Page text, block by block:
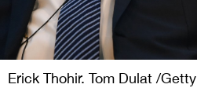
Erick Thohir. Tom Dulat /Getty